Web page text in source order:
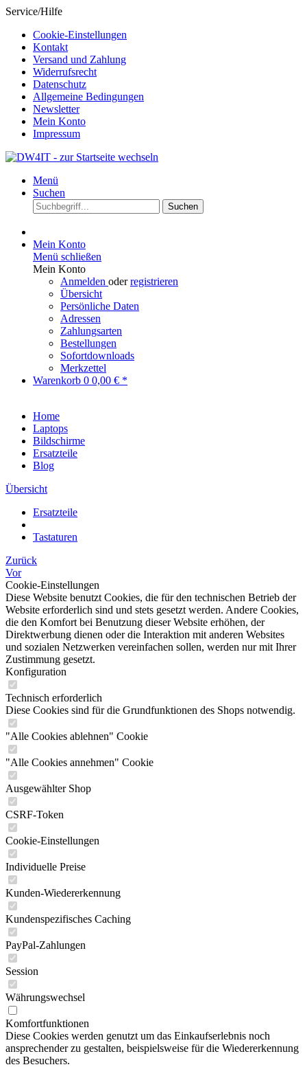
Service/Hilfe
Cookie-Einstellungen
Kontakt
Versand und Zahlung
Widerrufsrecht
Datenschutz
Allgemeine Bedingungen
Newsletter
Mein Konto
Impressum
Menü
Suchen
Suchen
Mein Konto
Menü schließen
Mein Konto
Anmelden oderregistrieren
Übersicht
Persönliche Daten
Adressen
Zahlungsarten
Bestellungen
Sofortdownloads
Merkzettel
Warenkorb 0 0,00 € *
Home
Laptops
Bildschirme
Ersatzteile
Blog
Übersicht
Ersatzteile
Tastaturen
Zurück
Vor
Cookie-Einstellungen
Diese Website benutzt Cookies, die für den technischen Betrieb der
Website erforderlich sind und stets gesetzt werden. Andere Cookies,
die den Komfort bei Benutzung dieser Website erhöhen, der
Direktwerbung dienen oder die Interaktion mit anderen Websites
und sozialen Netzwerken vereinfachen sollen, werden nur mit Ihrer
Zustimmung gesetzt.
Konfiguration
Technisch erforderlich
Diese Cookies sind für die Grundfunktionen des Shops notwendig.
"Alle Cookies ablehnen" Cookie
"Alle Cookies annehmen" Cookie
Ausgewählter Shop
CSRF-Token
Cookie-Einstellungen
Individuelle Preise
Kunden-Wiedererkennung
Kundenspezifisches Caching
PayPal-Zahlungen
Session
Währungswechsel
Komfortfunktionen
Diese Cookies werden genutzt um das Einkaufserlebnis noch
ansprechender zu gestalten, beispielsweise für die Wiedererkennung
des Besuchers.